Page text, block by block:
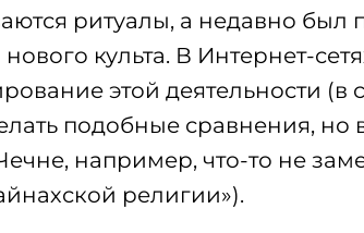
ритуалы, а недавно был
культа. В Интернет-
этой деятельности (в
подобные сравнения,
например, что-то не
религии»).